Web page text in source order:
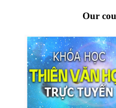
Our